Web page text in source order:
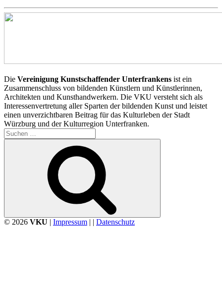
Die Vereinigung Kunstschaffender Unterfrankens ist ein
Zusammenschluss von bildenden Künstlern und Künstlerinnen,
Architekten und Kunsthandwerkern. Die VKU versteht sich als
Interessenvertretung aller Sparten der bildenden Kunst und leistet
einen unverzichtbaren Beitrag für das Kulturleben der Stadt
Würzburg und der Kulturregion Unterfranken.
Suchen
nach:
© 2026 VKU | Impressum | | Datenschutz